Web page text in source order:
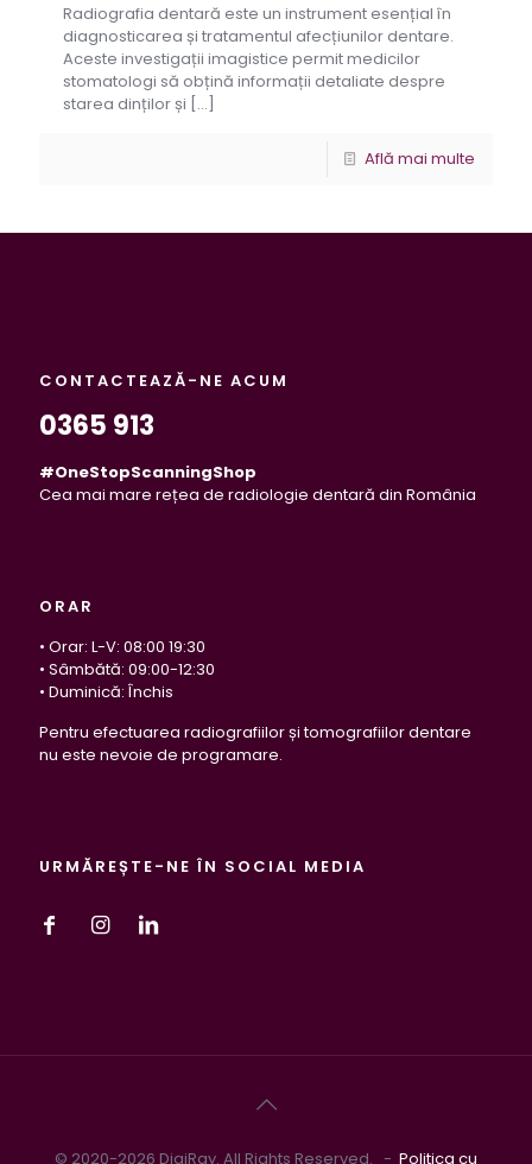
Radiografia dentară este un instrument esențial în
diagnosticarea și tratamentul afecțiunilor dentare.
Aceste investigații imagistice permit medicilor
stomatologi să obțină informații detaliate despre
starea dinților și […]
Află mai multe
CONTACTEAZĂ-NE ACUM
0365 913
#OneStopScanningShop
Cea mai mare rețea de radiologie dentară din România
ORAR
• Orar: L-V: 08:00 19:30
• Sâmbătă: 09:00-12:30
• Duminică: Închis
Pentru efectuarea radiografiilor și tomografiilor dentare
nu este nevoie de programare.
URMĂREȘTE-NE ÎN SOCIAL MEDIA
© 2020-2026 DigiRay. All Rights Reserved. - Politica cu